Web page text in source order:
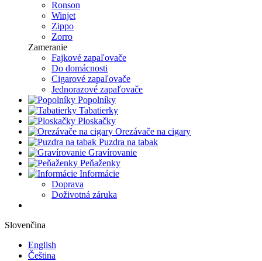
Ronson
Winjet
Zippo
Zorro
Zameranie
Fajkové zapaľovače
Do domácnosti
Cigarové zapaľovače
Jednorazové zapaľovače
Popolníky
Tabatierky
Ploskačky
Orezávače na cigary
Puzdra na tabak
Gravírovanie
Peňaženky
Informácie
Doprava
Doživotná záruka
Slovenčina
English
Čeština